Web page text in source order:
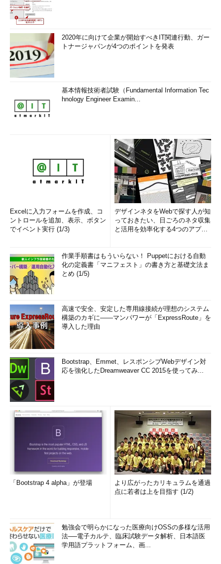
2020年に向けて企業が開始すべきIT関連行動、ガー
トナージャパンが4つのポイントを発表
基本情報技術者試験（Fundamental Information Tec
hnology Engineer Examin...
Excelに入力フォームを作成、コ
ントロールを追加、表示、ボタン
でイベント実行 (1/3)
デザインネタをWebで探す人が知
っておきたい、日ごろのネタ収集
と活用を効率化する4つのアプリ
作業手順書はもういらない！ Puppetにおける自動
化の定義書「マニフェスト」の書き方と基礎文法ま
とめ (1/5)
高速で安全、安定した専用線接続が理想のシステム
構築のカギに――マンパワーが「ExpressRoute」を
導入した理由
Bootstrap、Emmet、レスポンシブWebデザイン対
応を強化したDreamweaver CC 2015を使ってみ...
「Bootstrap 4 alpha」が登場
より広がったカリキュラムを通過
点に若者は上を目指す (1/2)
勉強会で明らかになった医療向けOSSの多様な活用
法──電子カルテ、臨床試験データ解析、日本語医
学用語プラットフォーム、画...